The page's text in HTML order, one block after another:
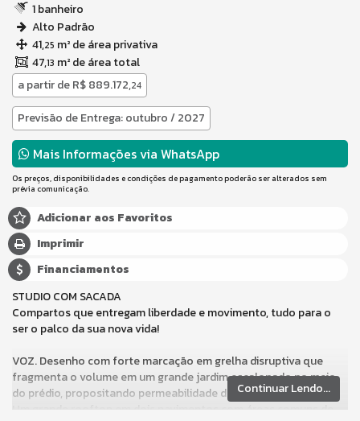
1 banheiro
Alto Padrão
41,25 m² de área privativa
47,13 m² de área total
a partir deR$ 889.172,24
Previsão de Entrega: outubro / 2027
Mais Informações via WhatsApp
Os preços, disponibilidades e condições de pagamento poderão ser alterados sem
prévia comunicação.
Adicionar aos Favoritos
Imprimir
Financiamentos
STUDIO COM SACADA
Compartos que entregam liberdade e movimento, tudo para o
ser o palco da sua nova vida!
VOZ. Desenho com forte marcação em grelha disruptiva que
fragmenta o volume em um grande jardim escalonado no meio
do prédio, propositando permeabilidade de nascente a poente.
Um grande rooftop em dois pavimentos com áreas comuns de
Continuar Lendo...